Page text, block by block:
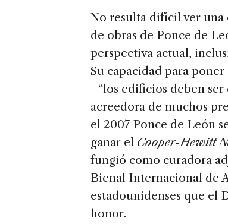
No resulta difícil ver
de obras de Ponce de
perspectiva actual,
Su capacidad para
–“los edificios deben
acreedora de muchos
el 2007 Ponce de León
ganar el Cooper-Hewitt
fungió como curadora
Bienal Internacional de
estadounidenses que el
honor.